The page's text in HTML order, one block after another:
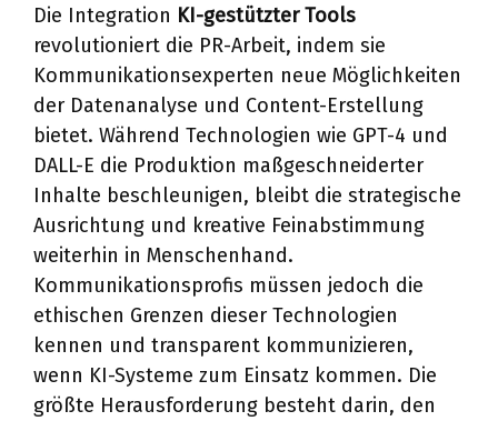
Die Integration KI-gestützter Tools
revolutioniert die PR-Arbeit, indem sie
Kommunikationsexperten neue Möglichkeiten
der Datenanalyse und Content-Erstellung
bietet. Während Technologien wie GPT-4 und
DALL-E die Produktion maßgeschneiderter
Inhalte beschleunigen, bleibt die strategische
Ausrichtung und kreative Feinabstimmung
weiterhin in Menschenhand.
Kommunikationsprofis müssen jedoch die
ethischen Grenzen dieser Technologien
kennen und transparent kommunizieren,
wenn KI-Systeme zum Einsatz kommen. Die
größte Herausforderung besteht darin, den